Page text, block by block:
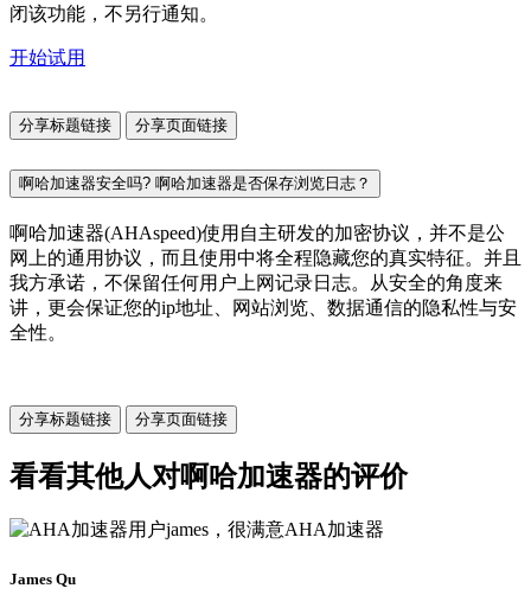
闭该功能，不另行通知。
开始试用
分享标题链接 分享页面链接
啊哈加速器安全吗? 啊哈加速器是否保存浏览日志？
啊哈加速器(AHAspeed)使用自主研发的加密协议，并不是公
网上的通用协议，而且使用中将全程隐藏您的真实特征。并且
我方承诺，不保留任何用户上网记录日志。从安全的角度来
讲，更会保证您的ip地址、网站浏览、数据通信的隐私性与安
全性。
分享标题链接 分享页面链接
看看其他人对啊哈加速器的评价
James Qu